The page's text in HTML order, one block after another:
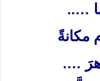
…..
مكانةً
….